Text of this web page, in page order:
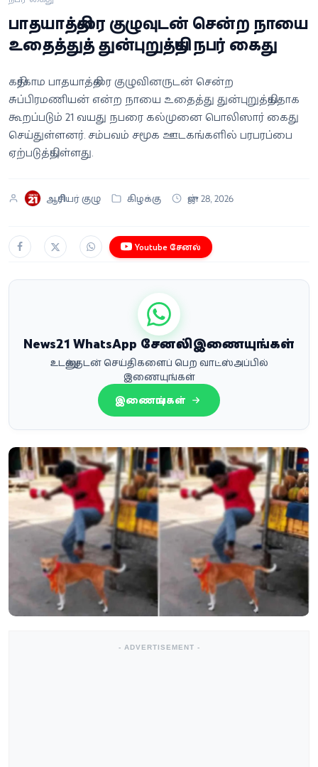
வீடியோ
வணிகம்
கட்டுரை
வெப்ஸ்டோரி
பாதயாத்திரை குழுவுடன் சென்ற நாயை
உதைத்துத் துன்புறுத்திய நபர் கைது
கதிர்காம பாதயாத்திரை குழுவினருடன் சென்ற
சுப்பிரமணியன் என்ற நாயை உதைத்து துன்புறுத்தியதாக
கூறப்படும் 21 வயது நபரை கல்முனை பொலிஸார் கைது
செய்துள்ளனர். சம்பவம் சமூக ஊடகங்களில் பரபரப்பை
ஏற்படுத்தியுள்ளது.
ஆசிரியர் குழு கிழக்கு ஜுன் 28, 2026
Youtube சேனல்
News21 WhatsApp சேனலில் இணையுங்கள்
உடனுக்குடன் செய்திகளைப் பெற வாட்ஸ்அப்பில்
இணையுங்கள்
இணையுங்கள்
- ADVERTISEMENT -